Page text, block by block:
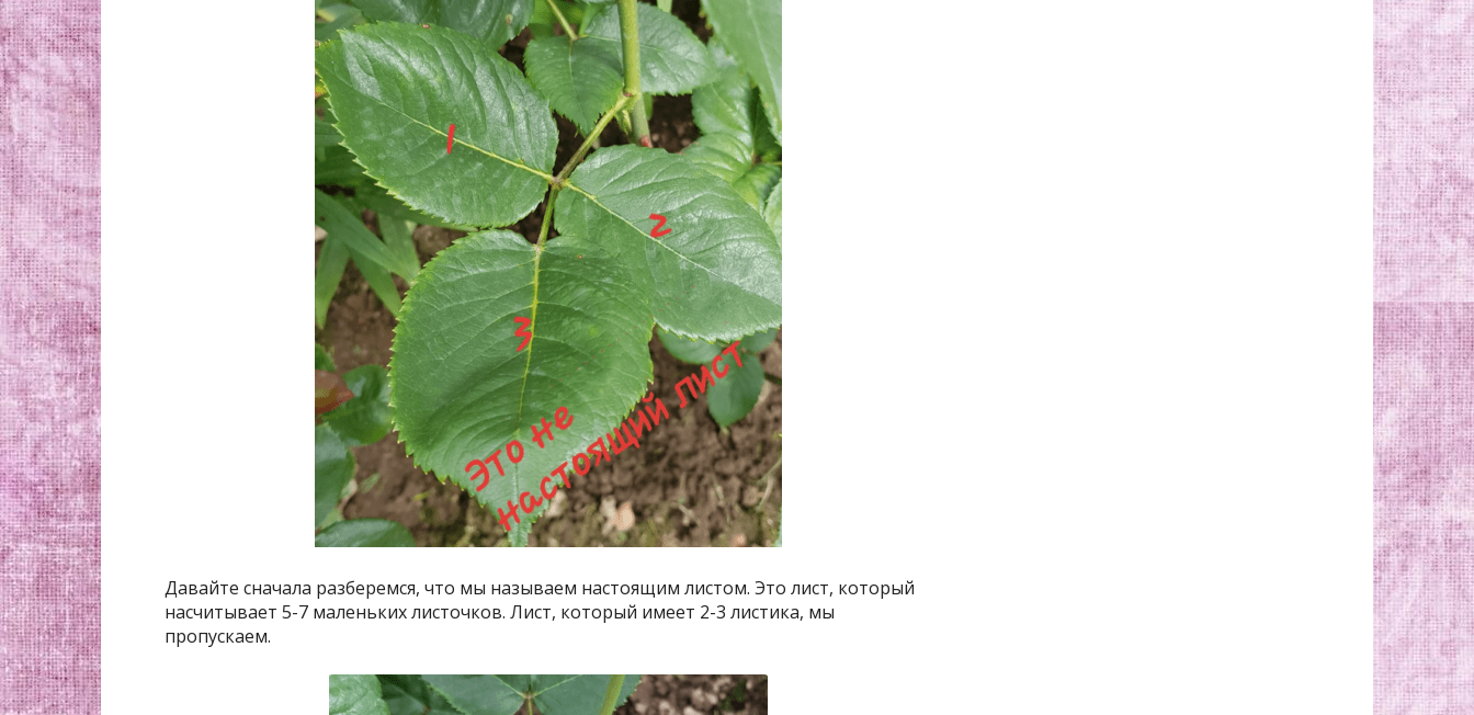
Давайте сначала разберемся, что мы называем настоящим листом. Это лист, который
насчитывает 5-7 маленьких листочков. Лист, который имеет 2-3 листика, мы
пропускаем.